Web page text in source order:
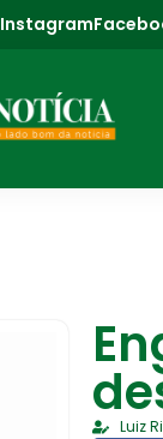
Instagram
Luiz